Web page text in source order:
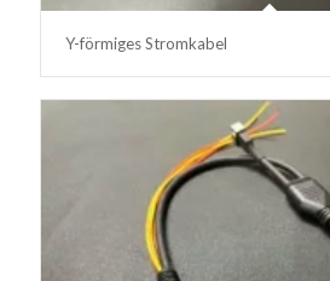
Y-förmiges Stromkabel